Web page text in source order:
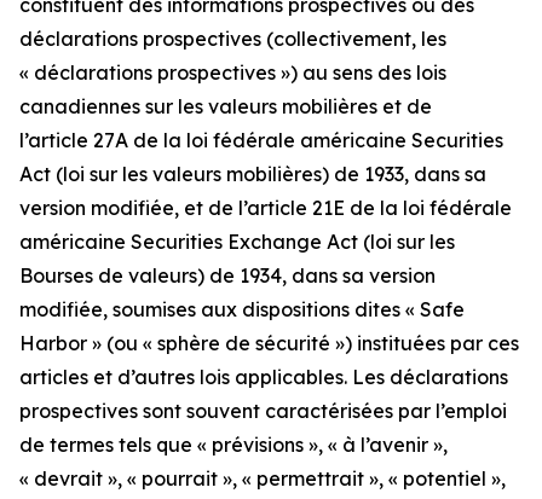
constituent des informations prospectives ou des
déclarations prospectives (collectivement, les
« déclarations prospectives ») au sens des lois
canadiennes sur les valeurs mobilières et de
l’article 27A de la loi fédérale américaine Securities
Act (loi sur les valeurs mobilières) de 1933, dans sa
version modifiée, et de l’article 21E de la loi fédérale
américaine Securities Exchange Act (loi sur les
Bourses de valeurs) de 1934, dans sa version
modifiée, soumises aux dispositions dites « Safe
Harbor » (ou « sphère de sécurité ») instituées par ces
articles et d’autres lois applicables. Les déclarations
prospectives sont souvent caractérisées par l’emploi
de termes tels que « prévisions », « à l’avenir »,
« devrait », « pourrait », « permettrait », « potentiel »,